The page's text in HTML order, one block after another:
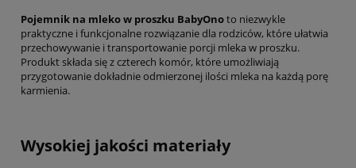
Pojemnik na mleko w proszku BabyOnoto niezwykle
praktyczne i funkcjonalne rozwiązanie dla rodziców, które ułatwia
przechowywanie i transportowanie porcji mleka w proszku.
Produkt składa się z czterech komór, które umożliwiają
przygotowanie dokładnie odmierzonej ilości mleka na każdą porę
karmienia.
Wysokiej jakości materiały